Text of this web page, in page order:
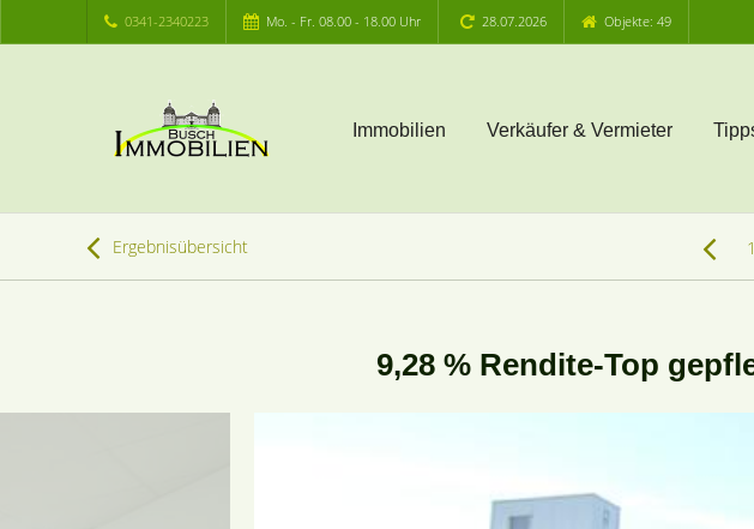
0341-2340223 Mo. - Fr. 08.00 - 18.00 Uhr 28.07.2026 Objekte: 49
Immobilien Verkäufer & Vermieter
Ergebnisübersicht 1
9,28 % Rendite-Top